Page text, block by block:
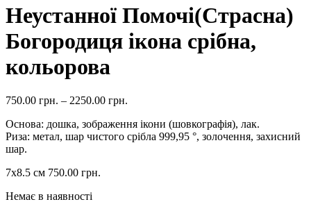
Неустанної Помочі(Страсна)
Богородиця ікона срібна,
кольорова
750.00 грн. – 2250.00 грн.
Основа: дошка, зображення ікони (шовкографія), лак.
Риза: метал, шар чистого срібла 999,95 °, золочення, захисний
шар.
7х8.5 см 750.00 грн.
Немає в наявності